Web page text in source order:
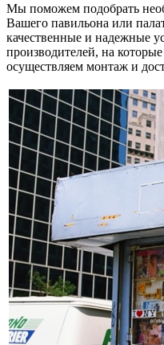
Мы поможем подобрать
Вашего павильона или
качественные и надежные
производителей, на
осуществляем монтаж и